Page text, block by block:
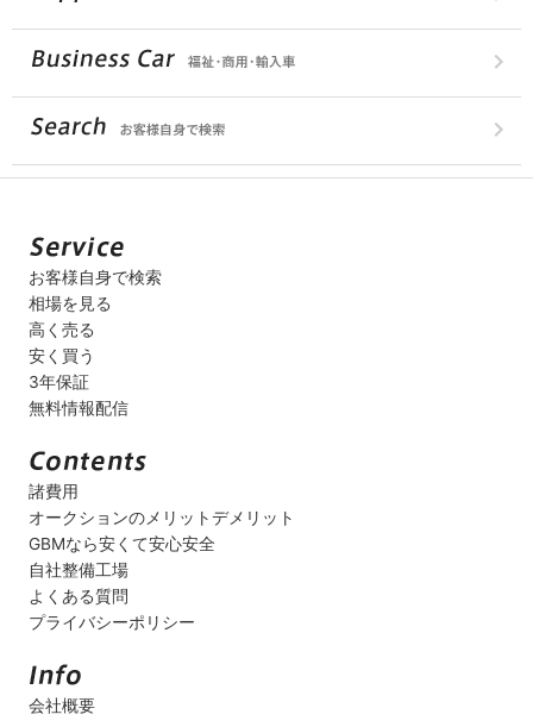
お客様自身で検索
相場を見る
高く売る
安く買う
3年保証
無料情報配信
諸費用
オークションのメリットデメリット
GBMなら安くて安心安全
自社整備工場
よくある質問
プライバシーポリシー
会社概要